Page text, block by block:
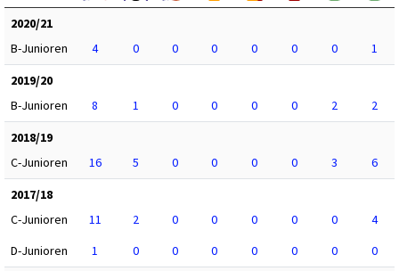
2020/21
B-Junioren
4 0 0 0 0 0 0
1
2019/20
B-Junioren
8 1 0 0 0 0 2
2
2018/19
C-Junioren
16 5 0 0 0 0 3
6
2017/18
C-Junioren
11 2 0 0 0 0 0
4
D-Junioren
1 0 0 0 0 0 0
0